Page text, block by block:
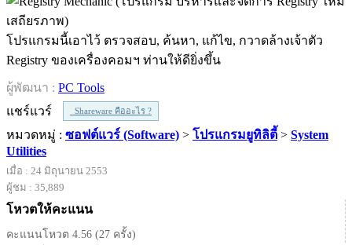
โปรแกรมนี้เอาไว้ ตรวจสอบ, ค้นหา, แก้ไข, กวาดล้างเจ้าตัว
Registry ของเครื่องคอมฯ ท่านให้ดียิ่งขึ้น
ผู้พัฒนา : PC Tools
แชร์แวร์
Shareware คืออะไร ?
หมวดหมู่ : ซอฟต์แวร์ (Software) > โปรแกรมยูทิลิตี้ > System
Utilities
เมื่อ : 24 มิถุนายน 2553
ผู้ชม : 35,889
โหวตให้คะแนน
คะแนนโหวต 4.56 (27 ครั้ง)